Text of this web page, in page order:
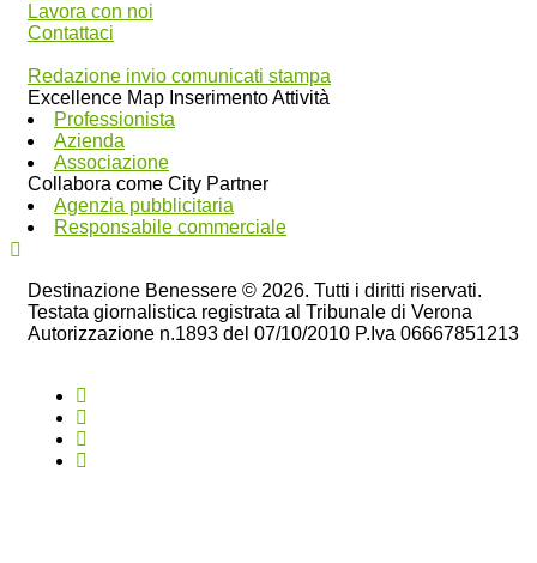
Lavora con noi
Contattaci
Redazione invio comunicati stampa
Excellence Map Inserimento Attività
Professionista
Azienda
Associazione
Collabora come City Partner
Agenzia pubblicitaria
Responsabile commerciale
Destinazione Benessere © 2026. Tutti i diritti riservati.
Testata giornalistica registrata al Tribunale di Verona
Autorizzazione n.1893 del 07/10/2010 P.Iva 06667851213